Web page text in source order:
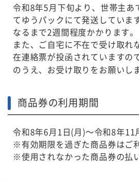
令和8年5月下旬より、世帯主あ
てゆうパックにて発送していま
なるまで2週間程度かかります。
また、ご自宅に不在で受け取れ
在連絡票が投函されていますの
のうえ、お受け取りをお願いし
商品券の利用期間
令和8年6月1日(月)～令和8年11
※有効期限を過ぎた商品券はご
※使用されなかった商品券の払